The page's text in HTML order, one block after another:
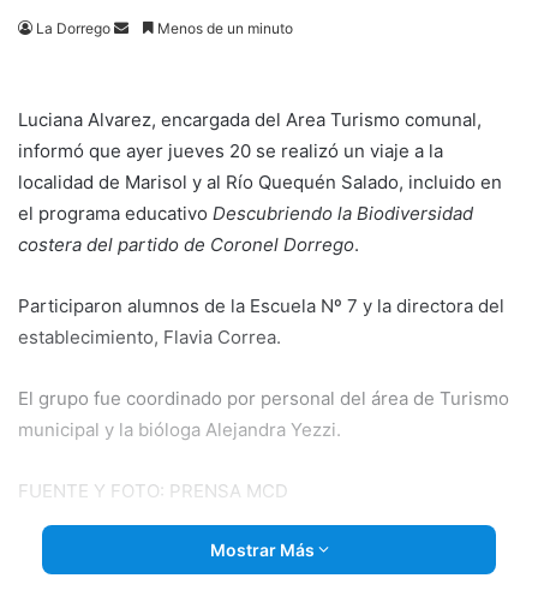
La Dorrego
SendMenos de un minuto
Luciana Alvarez, encargada del Area Turismo comunal,
informó que ayer jueves 20 se realizó un viaje a la
localidad de Marisol y al Río Quequén Salado, incluido en
el programa educativo Descubriendo la Biodiversidad
costera del partido de Coronel Dorrego.
Participaron alumnos de la Escuela Nº 7 y la directora del
establecimiento, Flavia Correa.
El grupo fue coordinado por personal del área de Turismo
municipal y la bióloga Alejandra Yezzi.
FUENTE Y FOTO: PRENSA MCD
Mostrar Más